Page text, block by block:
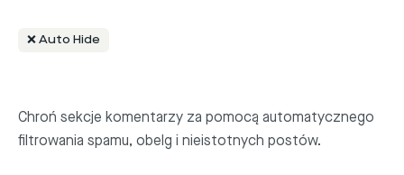
❌ Auto Hide
Chroń sekcje komentarzy za pomocą automatycznego
filtrowania spamu, obelg i nieistotnych postów.